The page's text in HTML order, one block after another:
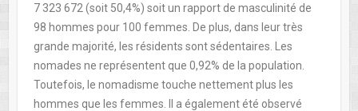
7 323 672 (soit 50,4%) soit un rapport de masculinité de
98 hommes pour 100 femmes. De plus, dans leur très
grande majorité, les résidents sont sédentaires. Les
nomades ne représentent que 0,92% de la population.
Toutefois, le nomadisme touche nettement plus les
hommes que les femmes. Il a également été observé